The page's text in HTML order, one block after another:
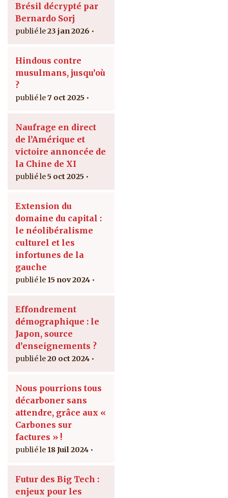
Brésil décrypté par
Bernardo Sorj
23 jan 2026
Hindous contre
musulmans, jusqu’où
?
7 oct 2025
Naufrage en direct
de l’Amérique et
victoire annoncée de
la Chine de XI
5 oct 2025
Extension du
domaine du capital :
le néolibéralisme
culturel et les
infortunes de la
gauche
15 nov 2024
Effondrement
démographique : le
Japon, source
d’enseignements ?
20 oct 2024
Nous pourrions tous
décarboner sans
attendre, grâce aux «
Carbones sur
factures » !
18 Juil 2024
Futur des Big Tech :
enjeux pour les